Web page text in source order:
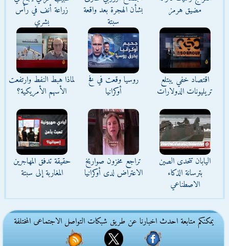
مضيق هرمز
بشأن الهجرة بعد واقعة
سبتة
زراعة أنف في رأس
بشري
اقتصاد خفي يبتلع
تريليونات الدولارات
روسيا وقعت في فخ
أوكرانيا
لماذا هبط النفط وارتفعت
الأسهم الأمريكية؟
اليابان تتحدى الصين
بترسانة الذكاء
الاصطناعي
تراجع مخزون صواريخ
الاعتراض لدى أوكرانيا
حقيقة تدفق المهاجرين
المغاربة إلى سبتة
يمكنكم متابعة احدث اخبارنا عن طريق شبكات التواصل الاجتماعى المختلفة